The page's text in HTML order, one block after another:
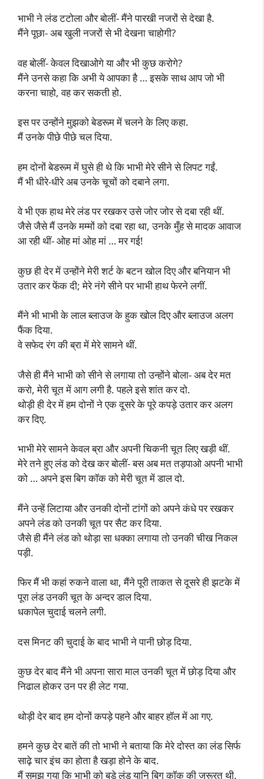
भाभी ने लंड टटोला और बोलीं- मैंने पारखी नजरों से देखा है.
मैंने पूछा- अब खुली नजरों से भी देखना चाहोगी?
वह बोलीं- केवल दिखाओगे या और भी कुछ करोगे?
मैंने उनसे कहा कि अभी ये आपका है … इसके साथ आप जो भी
करना चाहो, वह कर सकती हो.
इस पर उन्होंने मुझको बेडरूम में चलने के लिए कहा.
मैं उनके पीछे पीछे चल दिया.
हम दोनों बेडरूम में घुसे ही थे कि भाभी मेरे सीने से लिपट गईं.
मैं भी धीरे-धीरे अब उनके चूचों को दबाने लगा.
वे भी एक हाथ मेरे लंड पर रखकर उसे जोर जोर से दबा रही थीं.
जैसे जैसे मैं उनके मम्मों को दबा रहा था, उनके मुँह से मादक आवाज
आ रही थीं- ओह मां ओह मां … मर गई!
कुछ ही देर में उन्होंने मेरी शर्ट के बटन खोल दिए और बनियान भी
उतार कर फेंक दी; मेरे नंगे सीने पर भाभी हाथ फेरने लगीं.
मैंने भी भाभी के लाल ब्लाउज के हुक खोल दिए और ब्लाउज अलग
फैंक दिया.
वे सफेद रंग की ब्रा में मेरे सामने थीं.
जैसे ही मैंने भाभी को सीने से लगाया तो उन्होंने बोला- अब देर मत
करो, मेरी चूत में आग लगी है. पहले इसे शांत कर दो.
थोड़ी ही देर में हम दोनों ने एक दूसरे के पूरे कपड़े उतार कर अलग
कर दिए.
भाभी मेरे सामने केवल ब्रा और अपनी चिकनी चूत लिए खड़ी थीं.
मेरे तने हुए लंड को देख कर बोलीं- बस अब मत तड़पाओ अपनी भाभी
को … अपने इस बिग कॉक को मेरी चूत में डाल दो.
मैंने उन्हें लिटाया और उनकी दोनों टांगों को अपने कंधे पर रखकर
अपने लंड को उनकी चूत पर सैट कर दिया.
जैसे ही मैंने लंड को थोड़ा सा धक्का लगाया तो उनकी चीख निकल
पड़ी.
फिर मैं भी कहां रुकने वाला था, मैंने पूरी ताकत से दूसरे ही झटके में
पूरा लंड उनकी चूत के अन्दर डाल दिया.
धकापेल चुदाई चलने लगी.
दस मिनट की चुदाई के बाद भाभी ने पानी छोड़ दिया.
कुछ देर बाद मैंने भी अपना सारा माल उनकी चूत में छोड़ दिया और
निढाल होकर उन पर ही लेट गया.
थोड़ी देर बाद हम दोनों कपड़े पहने और बाहर हॉल में आ गए.
हमने कुछ देर बातें की तो भाभी ने बताया कि मेरे दोस्त का लंड सिर्फ
साढ़े चार इंच का होता है खड़ा होने के बाद.
मैं समझ गया कि भाभी को बड़े लंड यानि बिग कॉक की जरूरत थी.